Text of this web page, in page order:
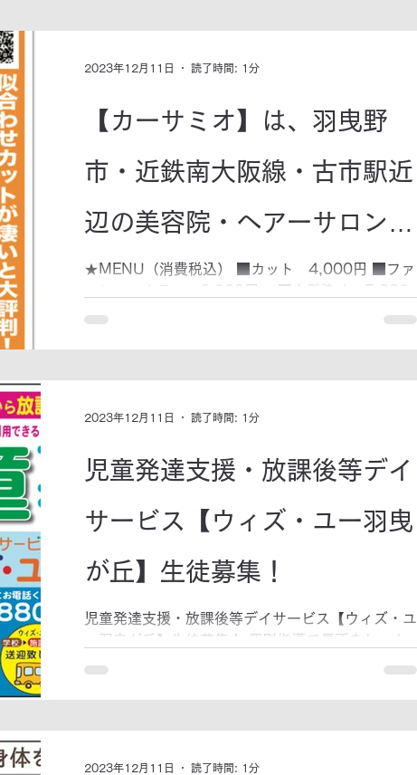
【カーサミオ】は、羽曳野
市・近鉄南大阪線・古市駅近
辺の美容院・ヘアーサロンで
す。
★MENU（消費税込） ■カット 4,000円 ■ファ
ッションカラー 6,000円～ ■白髪染め 5,000
円～ ■パーマ 5,500円～ ■ストレート 7,000
2023年12月11日 読了時間: 1分
児童発達支援・放課後等デイ
サービス【ウィズ・ユー羽曳
が丘】生徒募集！
児童発達支援・放課後等デイサービス【ウィズ・ユ
ー羽曳が丘】生徒募集！ 個別指導で長所をしっか
り伸ばします。 詳しくは072-959-8808まで 0歳
2023年12月11日 読了時間: 1分
2023年12月11日 読了時間: 1分